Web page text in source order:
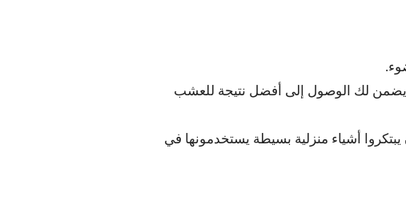
لك الوصول إلى أفضل نتيجة للعشب
أشياء منزلية بسيطة يستخدمونها في